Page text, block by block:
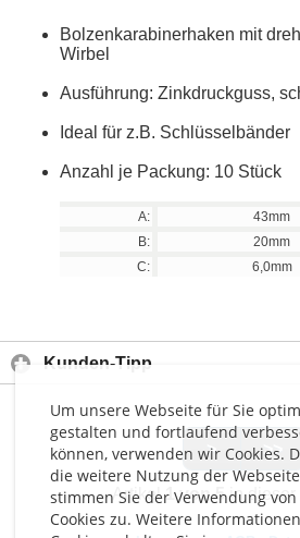
Um unsere Webseite für Sie
gestalten und fortlaufend
können, verwenden wir Cookies.
die weitere Nutzung der Webseite
stimmen Sie der Verwendung von
Cookies zu. Weitere
Bolzenkarabinerhaken mit
Wirbel
Ausführung: Zinkdruckguss,
Ideal für z.B. Schlüsselbänder
Anzahl je Packung: 10 Stück
A:
43mm
B:
20mm
C:
6,0mm
Kunden-Tipp
> >>
Artikel1 von 5in dieser